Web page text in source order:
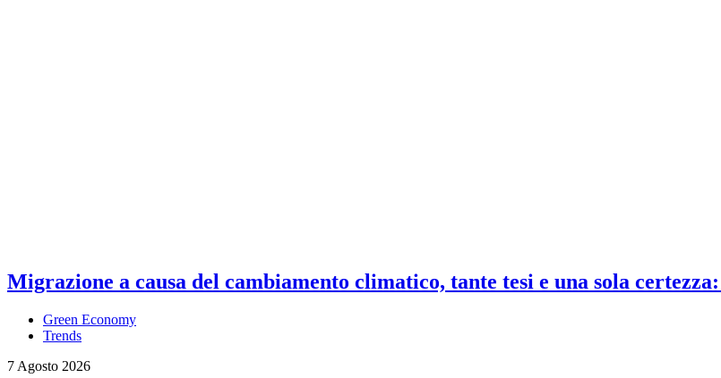
Migrazione a causa del cambiamento climatico, tante tesi e una sola
Green Economy
Trends
7 Agosto 2026